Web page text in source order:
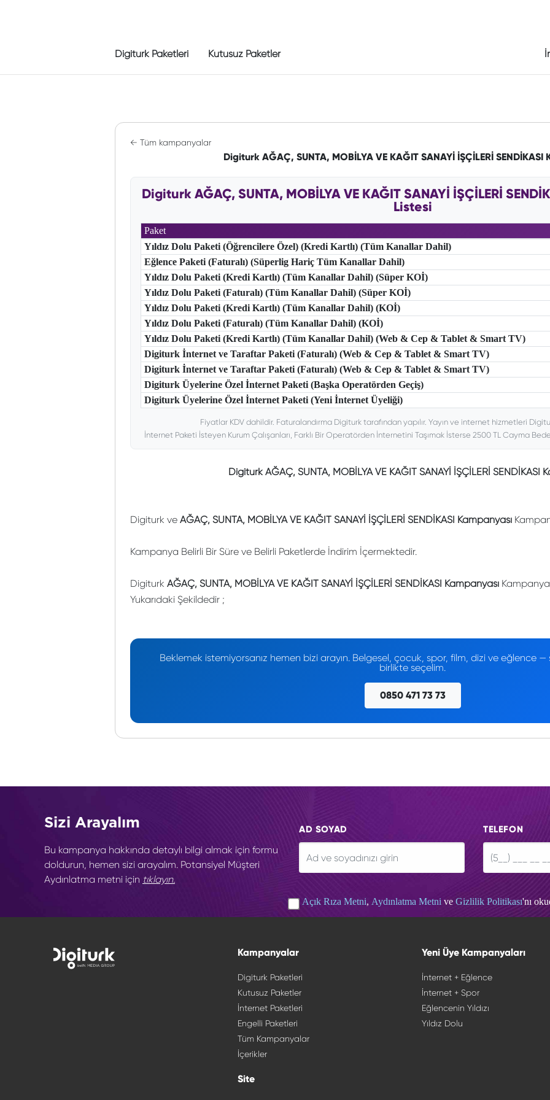
Digiturk Paketleri Kutusuz Paketler
← Tüm kampanyalar
Digiturk AĞAÇ, SUNTA, MOBİLYA VE KAĞIT SANAYİ İŞÇİLERİ SENDİKASI
Digiturk AĞAÇ, SUNTA, MOBİLYA VE KAĞIT SANAYİ İŞÇİLERİ
Listesi
Paket
Yıldız Dolu Paketi (Öğrencilere Özel) (Kredi Kartlı) (Tüm Kanallar Dahil)
Eğlence Paketi (Faturalı) (Süperlig Hariç Tüm Kanallar Dahil)
Yıldız Dolu Paketi (Kredi Kartlı) (Tüm Kanallar Dahil) (Süper KOİ)
Yıldız Dolu Paketi (Faturalı) (Tüm Kanallar Dahil) (Süper KOİ)
Yıldız Dolu Paketi (Kredi Kartlı) (Tüm Kanallar Dahil) (KOİ)
Yıldız Dolu Paketi (Faturalı) (Tüm Kanallar Dahil) (KOİ)
Yıldız Dolu Paketi (Kredi Kartlı) (Tüm Kanallar Dahil) (Web & Cep & Tablet & Smart TV)
Digiturk İnternet ve Taraftar Paketi (Faturalı) (Web & Cep & Tablet & Smart TV)
Digiturk İnternet ve Taraftar Paketi (Faturalı) (Web & Cep & Tablet & Smart TV)
Digiturk Üyelerine Özel İnternet Paketi (Başka Operatörden Geçiş)
Digiturk Üyelerine Özel İnternet Paketi (Yeni İnternet Üyeliği)
Fiyatlar KDV dahildir. Faturalandırma Digiturk tarafından yapılır. Yayın ve internet hizmetleri
İnternet Paketi İsteyen Kurum Çalışanları, Farklı Bir Operatörden İnternetini Taşımak İsterse 2500 TL Cayma
Digiturk AĞAÇ, SUNTA, MOBİLYA VE KAĞIT SANAYİ İŞÇİLERİ SENDİKASI
Digiturk ve AĞAÇ, SUNTA, MOBİLYA VE KAĞIT SANAYİ İŞÇİLERİ SENDİKASI Kampanyası
Kampanya Belirli Bir Süre ve Belirli Paketlerde İndirim İçermektedir.
Digiturk AĞAÇ, SUNTA, MOBİLYA VE KAĞIT SANAYİ İŞÇİLERİ SENDİKASI Kampanyası
Yukarıdaki Şekildedir ;
Beklemek istemiyorsanız hemen bizi arayın. Belgesel, çocuk, spor, film, dizi ve eğlence
birlikte seçelim.
0850 471 73 73
Sizi Arayalım
Bu kampanya hakkında detaylı bilgi almak için formu
doldurun, hemen sizi arayalım. Potansiyel Müşteri
Aydınlatma metni için tıklayın.
AD SOYAD TELEFON
Açık Rıza Metni, Aydınlatma Metni ve Gizlilik Politikası'nı
Kampanyalar
Digiturk Paketleri
Kutusuz Paketler
İnternet Paketleri
Engelli Paketleri
Tüm Kampanyalar
İçerikler
Site
Yeni Üye Kampanyaları
İnternet + Eğlence
İnternet + Spor
Eğlencenin Yıldızı
Yıldız Dolu